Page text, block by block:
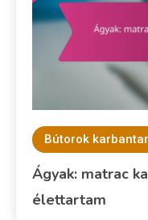
Bútorok
Ágyak: matrac
élettartam